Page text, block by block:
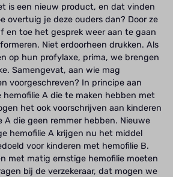
is een nieuw product, en dat vinden
overtuig je deze ouders dan? Door ze
en toe het gesprek weer aan te gaan
Niet erdoorheen drukken. Als
op hun profylaxe, prima, we brengen
Samengevat, aan wie mag
voorgeschreven? In principe aan
A die te maken hebben met
het ook voorschrijven aan kinderen
A die geen remmer hebben. Nieuwe
hemofilie A krijgen nu het middel
voor kinderen met hemofilie B.
met matig ernstige hemofilie moeten
bij de verzekeraar, dat mogen we